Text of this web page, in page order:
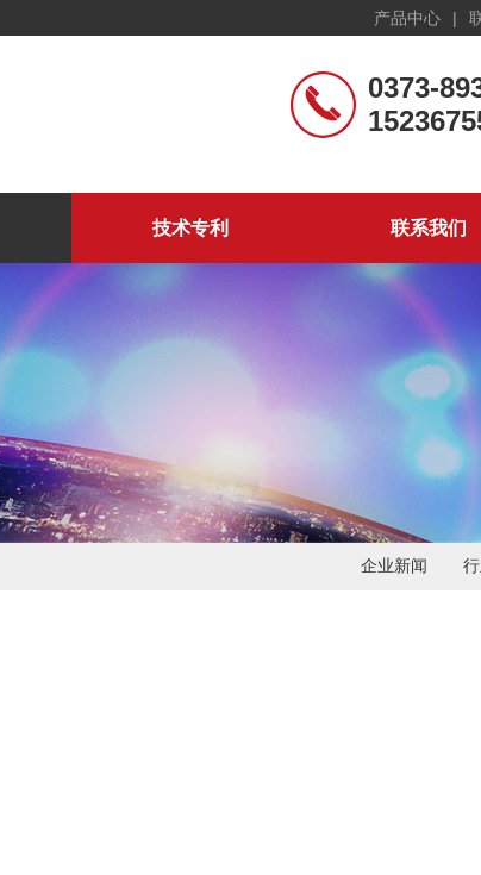
产品中心 |
0373-
技术专利 联系我们
企业新闻